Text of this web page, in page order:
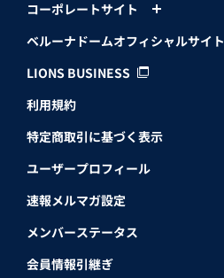
コーポレートサイト
ベルーナドームオフィシャルサイト
LIONS BUSINESS
利用規約
特定商取引に基づく表示
ユーザープロフィール
速報メルマガ設定
メンバーステータス
会員情報引継ぎ